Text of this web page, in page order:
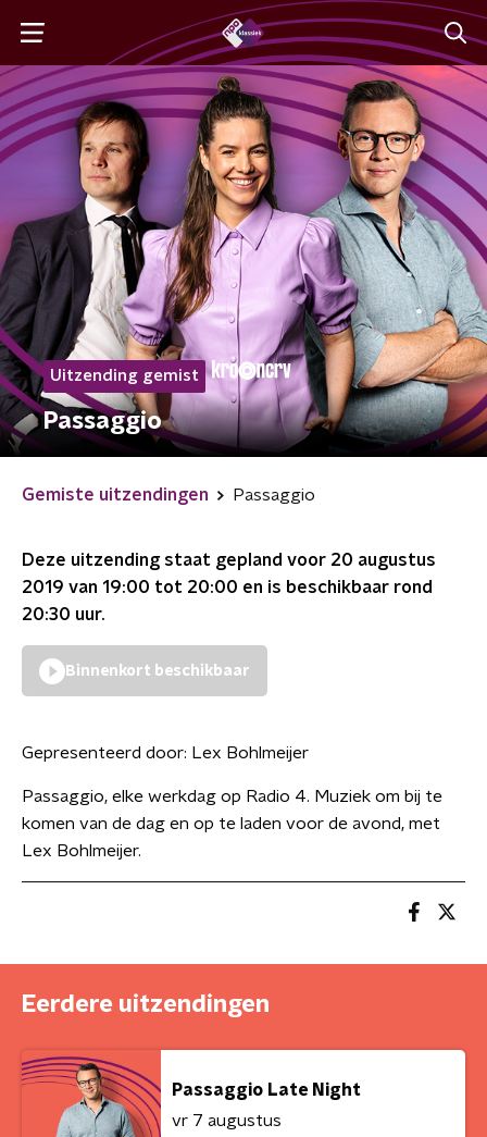
Uitzending gemist
Passaggio
Gemiste uitzendingen Passaggio
Deze uitzending staat gepland voor 20 augustus
2019 van 19:00 tot 20:00 en is beschikbaar rond
20:30 uur.
Binnenkort beschikbaar
Gepresenteerd door: Lex Bohlmeijer
Passaggio, elke werkdag op Radio 4. Muziek om bij te
komen van de dag en op te laden voor de avond, met
Lex Bohlmeijer.
Eerdere uitzendingen
Passaggio Late Night
vr 7 augustus